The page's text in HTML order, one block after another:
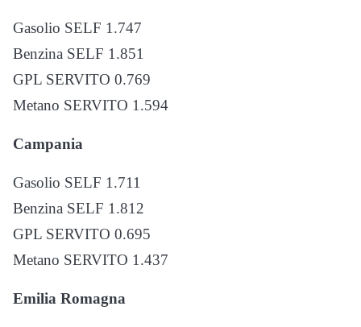
Gasolio SELF 1.747
Benzina SELF 1.851
GPL SERVITO 0.769
Metano SERVITO 1.594
Campania
Gasolio SELF 1.711
Benzina SELF 1.812
GPL SERVITO 0.695
Metano SERVITO 1.437
Emilia Romagna